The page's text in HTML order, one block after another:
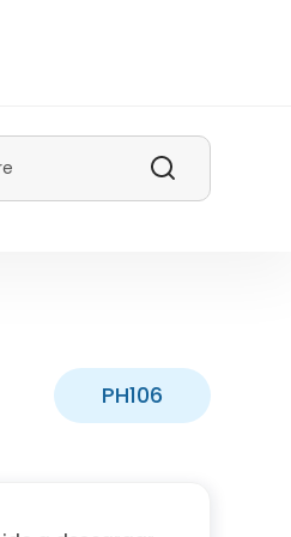
Buscar
PH106